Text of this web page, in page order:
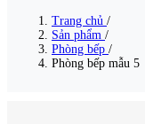
Trang chủ /
Sản phẩm /
Phòng bếp /
Phòng bếp mẫu 5